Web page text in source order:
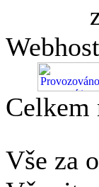
Celkem
Vše za